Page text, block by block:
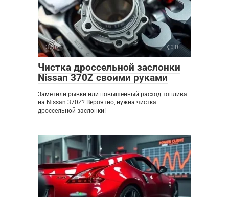
370Z 0
Чистка дроссельной заслонки
Nissan 370Z своими руками
Заметили рывки или повышенный расход топлива
на Nissan 370Z? Вероятно, нужна чистка
дроссельной заслонки!